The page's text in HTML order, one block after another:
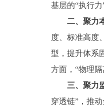
基层的“执行
二、聚力
度、标准高度
型，提升体系
方面，“物理
三、聚力
穿透链”，推